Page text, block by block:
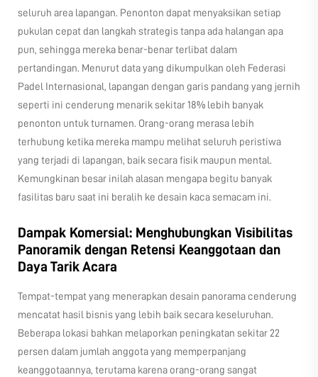
seluruh area lapangan. Penonton dapat menyaksikan setiap
pukulan cepat dan langkah strategis tanpa ada halangan apa
pun, sehingga mereka benar-benar terlibat dalam
pertandingan. Menurut data yang dikumpulkan oleh Federasi
Padel Internasional, lapangan dengan garis pandang yang jernih
seperti ini cenderung menarik sekitar 18% lebih banyak
penonton untuk turnamen. Orang-orang merasa lebih
terhubung ketika mereka mampu melihat seluruh peristiwa
yang terjadi di lapangan, baik secara fisik maupun mental.
Kemungkinan besar inilah alasan mengapa begitu banyak
fasilitas baru saat ini beralih ke desain kaca semacam ini.
Dampak Komersial: Menghubungkan Visibilitas
Panoramik dengan Retensi Keanggotaan dan
Daya Tarik Acara
Tempat-tempat yang menerapkan desain panorama cenderung
mencatat hasil bisnis yang lebih baik secara keseluruhan.
Beberapa lokasi bahkan melaporkan peningkatan sekitar 22
persen dalam jumlah anggota yang memperpanjang
keanggotaannya, terutama karena orang-orang sangat